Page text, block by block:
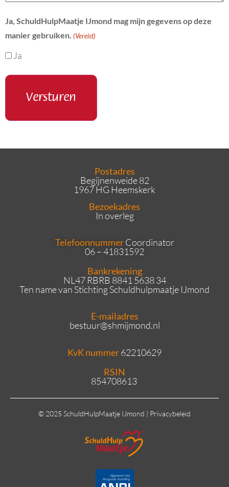
Ja, SchuldHulpMaatje IJmond mag mijn gegevens op deze
manier gebruiken. (Vereist)
Ja
Postadres
Begijnenweide 82
1967 HG Heemskerk
Bezoekadres
In overleg
TelefoonnummerCoordinator
06 – 41831592
Bankrekening
NL47 RBRB 8841 5638 34
Ten name van Stichting Schuldhulpmaatje IJmond
E-mailadres
bestuur@shmijmond.nl
KvK nummer62210629
RSIN
854708613
© 2025 SchuldHulpMaatje IJmond | Privacybeleid